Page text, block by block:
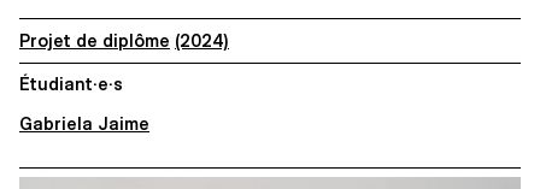
Projet de diplôme (2024)
Étudiant·e·s
Gabriela Jaime